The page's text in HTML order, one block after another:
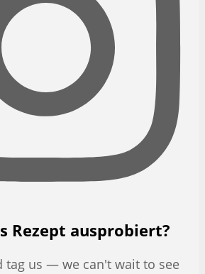
Rezept ausprobiert?
tag us — we can't wait to see